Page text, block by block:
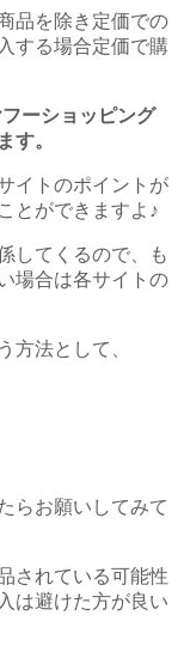
品を除き定価での
する場合定価で購
ーショッピング
す。
イトのポイントが
とができますよ♪
してくるので、も
場合は各サイトの
方法として、
らお願いしてみて
されている可能性
は避けた方が良い